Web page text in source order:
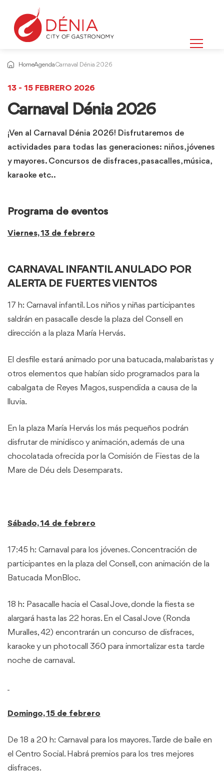
HomeAgendaCarnaval Dénia 2026
13 - 15 FEBRERO 2026
Carnaval Dénia 2026
¡Ven al Carnaval Dénia 2026! Disfrutaremos de
actividades para todas las generaciones: niños, jóvenes
y mayores. Concursos de disfraces, pasacalles, música,
karaoke etc..
Programa de eventos
Viernes, 13 de febrero
CARNAVAL INFANTIL ANULADO POR
ALERTA DE FUERTES VIENTOS
17 h: Carnaval infantil. Los niños y niñas participantes
saldrán en pasacalle desde la plaza del Consell en
dirección a la plaza María Hervás.
El desfile estará animado por una batucada, malabaristas y
otros elementos que habían sido programados para la
cabalgata de Reyes Magos, suspendida a causa de la
lluvia.
En la plaza María Hervás los más pequeños podrán
disfrutar de minidisco y animación, además de una
chocolatada ofrecida por la Comisión de Fiestas de la
Mare de Déu dels Desemparats.
Sábado, 14 de febrero
17:45 h: Carnaval para los jóvenes. Concentración de
participantes en la plaza del Consell, con animación de la
Batucada MonBloc.
18 h: Pasacalle hacia el Casal Jove, donde la fiesta se
alargará hasta las 22 horas. En el Casal Jove (Ronda
Muralles, 42) encontrarán un concurso de disfraces,
karaoke y un photocall 360 para inmortalizar esta tarde
noche de carnaval.
Domingo, 15 de febrero
De 18 a 20 h: Carnaval para los mayores. Tarde de baile en
el Centro Social. Habrá premios para los tres mejores
disfraces.